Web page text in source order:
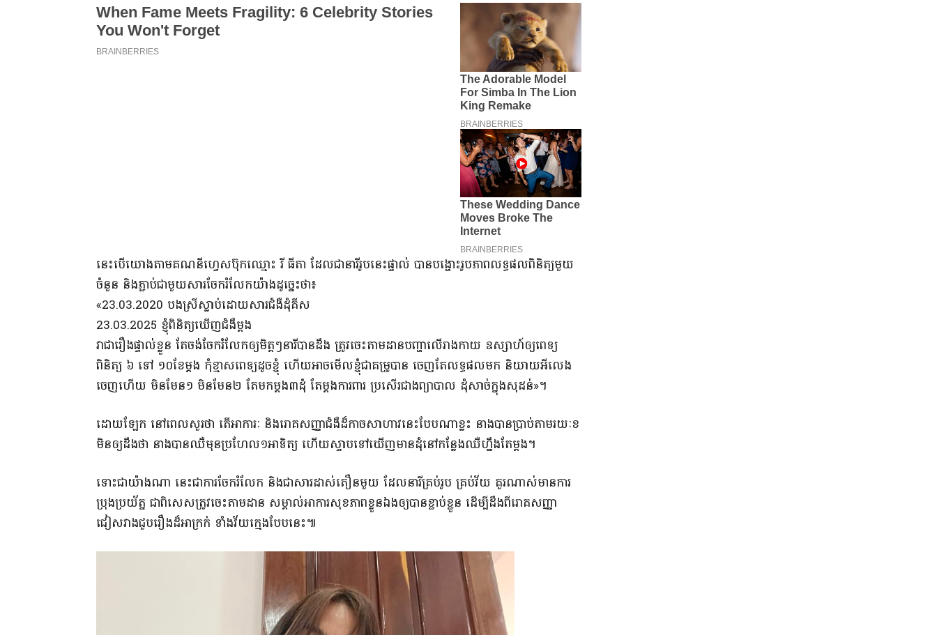
នេះបើយោងតាមគណនីហ្វេសប៊ុកឈ្មោះ រី ធីតា ដែលជានារីរូបនេះផ្ទាល់ បានបង្ហោះរូបភាពលទ្ធផលពិនិត្យមួយ
ចំនួន និងភ្ជាប់ជាមួយសារចែករំលែកយ៉ាងដូច្នេះថា៖
«23.03.2020 បងស្រីស្លាប់ដោយសារជំងឺដុំគីស
23.03.2025 ខ្ញុំពិនិត្យឃើញជំងឺម្ដង
វាជារឿងផ្ទាល់ខ្លួន តែចង់ចែករំលែកឲ្យមិត្តៗនារីបានដឹង ត្រូវចេះតាមដានបញ្ហាលើរាងកាយ ឧស្សាហ៍ឲ្យពេទ្យ
ពិនិត្យ ៦ ទៅ ១០ខែម្ដង កុំខ្មាសពេទ្យដូចខ្ញុំ ហើយអាចមើលខ្ញុំជាគម្រូបាន ចេញតែលទ្ធផលមក និយាយអីលេង
ចេញហើយ មិនមែន១ មិនមែន២ តែមកម្ដង៣ដុំ តែម្ដងការពារ ប្រសើរជាងព្យាបាល ដុំសាច់ក្នុងសុដន់»។
ដោយឡែក នៅពេលសួរថា តើអាការៈ និងរោគសញ្ញាជំងឺដ៏កាចសាហាវនេះបែបណាខ្លះ នាងបានប្រាប់តាមរយៈខ
មិនឲ្យដឹងថា នាងបានឈឺមុនប្រហែល១អាទិត្យ ហើយស្ទាបទៅឃើញមានដុំនៅកន្លែងឈឺហ្នឹងតែម្តង។
ទោះជាយ៉ាងណា នេះជាការចែករំលែក និងជាសារដាស់តឿនមួយ ដែលនារីគ្រប់រូប គ្រប់វ័យ គួរណាស់មានការ
ប្រុងប្រយ័ត្ន ជាពិសេសត្រូវចេះតាមដាន សម្គាល់អាការសុខភាពខ្លួនឯងឲ្យបានខ្ជាប់ខ្ជួន ដើម្បីដឹងពីរោគសញ្ញា
ជៀសវាងជួបរឿងដ៏អាក្រក់ ទាំងវ័យក្មេងបែបនេះ៕